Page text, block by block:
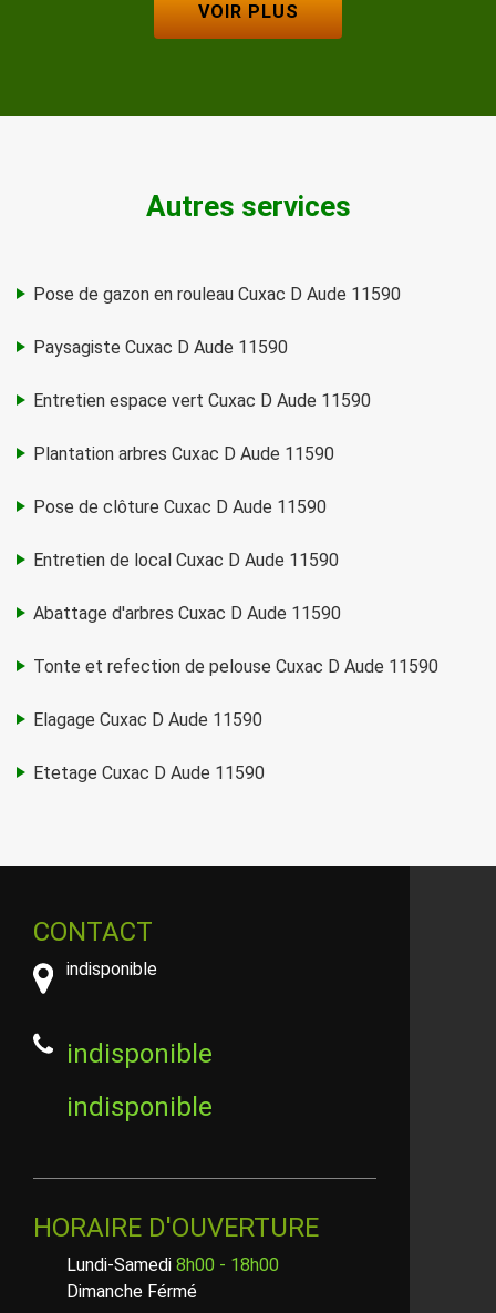
VOIR PLUS
Autres services
Pose de gazon en rouleau Cuxac D Aude 11590
Paysagiste Cuxac D Aude 11590
Entretien espace vert Cuxac D Aude 11590
Plantation arbres Cuxac D Aude 11590
Pose de clôture Cuxac D Aude 11590
Entretien de local Cuxac D Aude 11590
Abattage d'arbres Cuxac D Aude 11590
Tonte et refection de pelouse Cuxac D Aude 11590
Elagage Cuxac D Aude 11590
Etetage Cuxac D Aude 11590
CONTACT
indisponible
indisponible
indisponible
HORAIRE D'OUVERTURE
Lundi-Samedi 8h00 - 18h00
Dimanche Férmé